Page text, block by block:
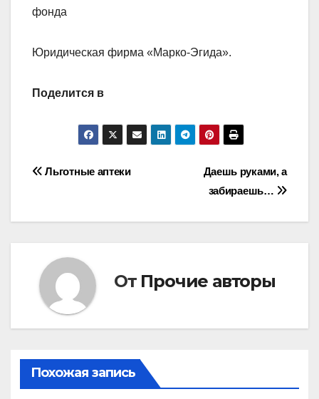
фонда
Юридическая фирма «Марко-Эгида».
Поделится в
Навигация
Даешь руками, а
забираешь…
Льготные аптеки
От Прочие авторы
Похожая запись